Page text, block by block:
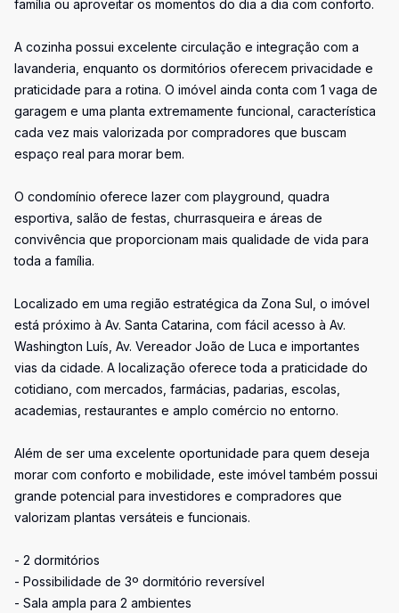
família ou aproveitar os momentos do dia a dia com conforto.
A cozinha possui excelente circulação e integração com a
lavanderia, enquanto os dormitórios oferecem privacidade e
praticidade para a rotina. O imóvel ainda conta com 1 vaga de
garagem e uma planta extremamente funcional, característica
cada vez mais valorizada por compradores que buscam
espaço real para morar bem.
O condomínio oferece lazer com playground, quadra
esportiva, salão de festas, churrasqueira e áreas de
convivência que proporcionam mais qualidade de vida para
toda a família.
Localizado em uma região estratégica da Zona Sul, o imóvel
está próximo à Av. Santa Catarina, com fácil acesso à Av.
Washington Luís, Av. Vereador João de Luca e importantes
vias da cidade. A localização oferece toda a praticidade do
cotidiano, com mercados, farmácias, padarias, escolas,
academias, restaurantes e amplo comércio no entorno.
Além de ser uma excelente oportunidade para quem deseja
morar com conforto e mobilidade, este imóvel também possui
grande potencial para investidores e compradores que
valorizam plantas versáteis e funcionais.
- 2 dormitórios
- Possibilidade de 3º dormitório reversível
- Sala ampla para 2 ambientes